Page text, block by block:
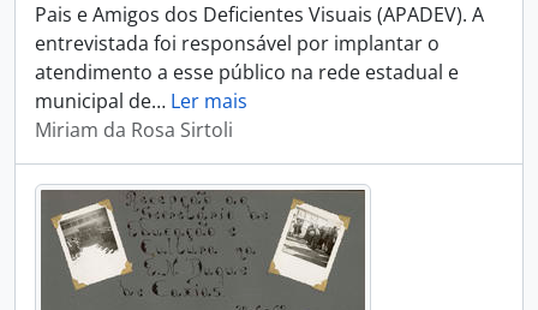
Pais e Amigos dos Deficientes Visuais (APADEV). A
entrevistada foi responsável por implantar o
atendimento a esse público na rede estadual e
municipal de… Ler mais
Miriam da Rosa Sirtoli